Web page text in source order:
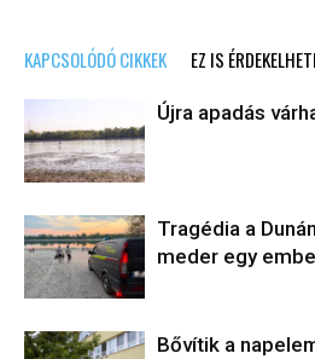
KAPCSOLÓDÓ CIKKEK EZ IS ÉRDEKELHETI
Újra apadás
Tragédia a
meder egy
Bővítik a